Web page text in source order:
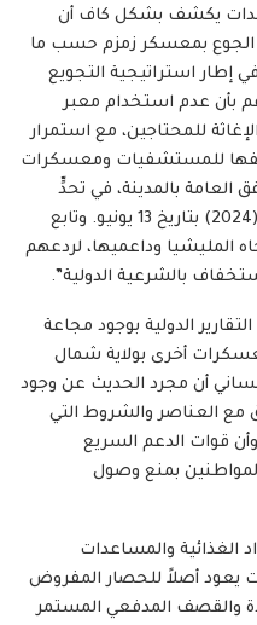
يكشف بشكل كاف أن
الجوع بمعسكر زمزم حسب ما
إطار استراتيجية التجويع
بأن عدم استخدام معبر
للمحتاجين، مع استمرار
للمستشفيات ومعسكرات
العامة بالمدينة، في تحدٍّ
سافرٍ لقرار مجلس الأمن رقم 2736 (2024) بتاريخ 13 يونيو. وتابع
المليشيا وداعميها، لردعهم
بالشرعية الدولية”.
الدولية بوجود مجاعة
أخرى بولاية شمال
أن مجرد الحديث عن وجود
العناصر والشروط التي
قوات الدعم السريع
بمنع وصول
الغذائية والمساعدات
يعود أصلاً للحصار المفروض
والقصف المدفعي المستمر